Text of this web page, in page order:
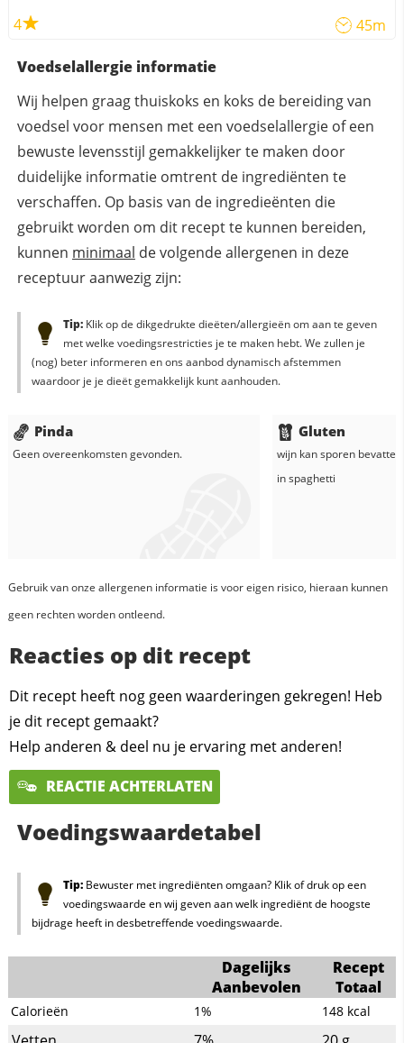
4 45m
Voedselallergie informatie
Wij helpen graag thuiskoks en koks de bereiding van
voedsel voor mensen met een voedselallergie of een
bewuste levensstijl gemakkelijker te maken door
duidelijke informatie omtrent de ingrediënten te
verschaffen. Op basis van de ingredieënten die
gebruikt worden om dit recept te kunnen bereiden,
kunnen minimaal de volgende allergenen in deze
receptuur aanwezig zijn:
Tip:Klik op de dikgedrukte dieëten/allergieën om aan te geven
met welke voedingsrestricties je te maken hebt. We zullen je
(nog) beter informeren en ons aanbod dynamisch afstemmen
waardoor je je dieët gemakkelijk kunt aanhouden.
Pinda
Geen overeenkomsten gevonden.
Gluten
wijnkan sporen
inspaghetti
Gebruik van onze allergenen informatie is voor eigen risico, hieraan kunnen
geen rechten worden ontleend.
Reacties op dit recept
Dit recept heeft nog geen waarderingen gekregen! Heb
je dit recept gemaakt?
Help anderen & deel nu je ervaring met anderen!
REACTIE ACHTERLATEN
Voedingswaardetabel
Tip:Bewuster met ingrediënten omgaan? Klik of druk op een
voedingswaarde en wij geven aan welk ingrediënt de hoogste
bijdrage heeft in desbetreffende voedingswaarde.
Dagelijks
Aanbevolen
Recept
Totaal
Calorieën 1% 148 kcal